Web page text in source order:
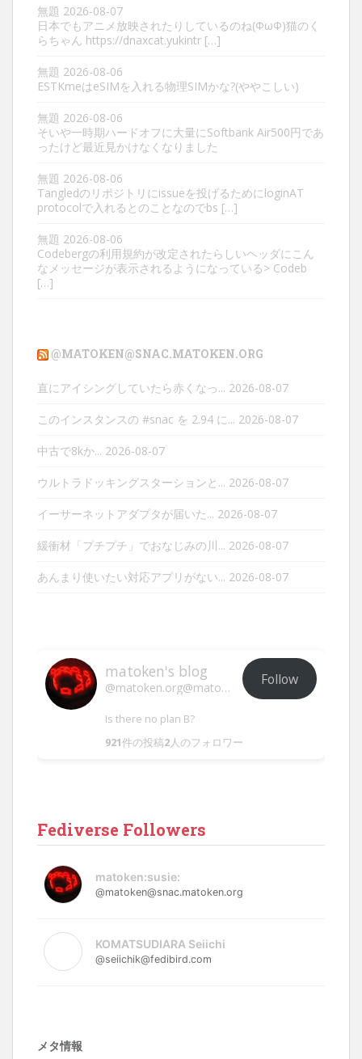
無題 2026-08-07
日本でもアニメ放映されたりしているのね(ΦωΦ)猫のく
らちゃん https://dnaxcat.yukintr […]
無題 2026-08-06
ESTKmeはeSIMを入れる物理SIMかな?(ややこしい)
無題 2026-08-06
そいや一時期ハードオフに大量にSoftbank Air500円であ
ったけど最近見かけなくなりました
無題 2026-08-06
Tangledのリポジトリにissueを投げるためにloginAT
protocolで入れるとのことなのでbs […]
無題 2026-08-06
Codebergの利用規約が改定されたらしいヘッダにこん
なメッセージが表示されるようになっている> Codeb
[…]
@MATOKEN@SNAC.MATOKEN.ORG
直にアイシングしていたら赤くなっ... 2026-08-07
このインスタンスの #snac を 2.94 に... 2026-08-07
中古で8kか... 2026-08-07
ウルトラドッキングスターションと... 2026-08-07
イーサーネットアダプタが届いた... 2026-08-07
緩衝材「プチプチ」でおなじみの川... 2026-08-07
あんまり使いたい対応アプリがない... 2026-08-07
matoken's blog
@matoken.org@matoken.org
Follow
Is there no plan B?
921件の投稿2人のフォロワー
Fediverse Followers
matoken:susie:
@matoken@snac.matoken.org
KOMATSUDIARA Seiichi
@seiichik@fedibird.com
メタ情報